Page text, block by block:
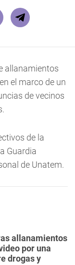
allanamientos
el marco de un
de vecinos
de la
Guardia
de Unatem.
allanamientos
por una
drogas y